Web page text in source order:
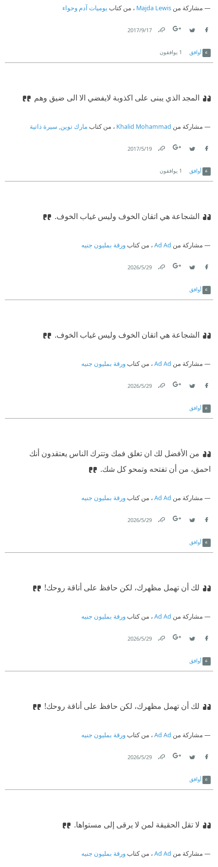
مشاركة من Majda Lewis ، من كتاب يوميات آدم وحواء
17‏/9‏/2017
أوافق 1 يوافقون
المجد الذي يبنى على اكذوبة لايفضي الا الى ضيق وهم
مشاركة من Khalid Mohammad ، من كتاب مارك توين, سيرة ذاتية
19‏/5‏/2017
أوافق 1 يوافقون
‫‏الشجاعة هي اتقان الخوف وليس غياب الخوف.‏
مشاركة من Ad Ad ، من كتابورقة بمليون جنيه
29‏/5‏/2026
أوافق
‫‏الشجاعة هي اتقان الخوف وليس غياب الخوف.‏
مشاركة من Ad Ad ، من كتابورقة بمليون جنيه
29‏/5‏/2026
أوافق
‫‏من الأفضل لك ان تغلق فمك وتترك الناس يعتقدون أنك
احمق، من أن تفتحه وتمحو كل شك.‏
مشاركة من Ad Ad ، من كتابورقة بمليون جنيه
29‏/5‏/2026
أوافق
لك أن تهمل مظهرك، لكن حافظ على أناقة روحك!‏
مشاركة من Ad Ad ، من كتابورقة بمليون جنيه
29‏/5‏/2026
أوافق
لك أن تهمل مظهرك، لكن حافظ على أناقة روحك!‏
مشاركة من Ad Ad ، من كتابورقة بمليون جنيه
29‏/5‏/2026
أوافق
‫‏لا تقل الحقيقة لمن لا يرقى إلى مستواها.‏
مشاركة من Ad Ad ، من كتابورقة بمليون جنيه